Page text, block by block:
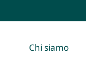
Chi siamo